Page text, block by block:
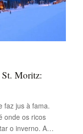
Moritz:
faz jus à fama.
onde os ricos
o inverno. As